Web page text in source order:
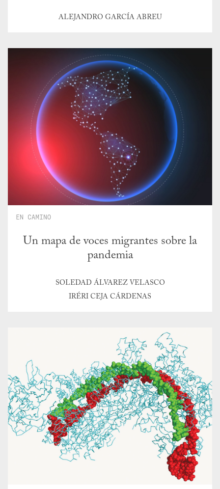
ALEJANDRO GARCÍA ABREU
EN CAMINO
Un mapa de voces migrantes sobre la
pandemia
SOLEDAD ÁLVAREZ VELASCO
IRÉRI CEJA CÁRDENAS